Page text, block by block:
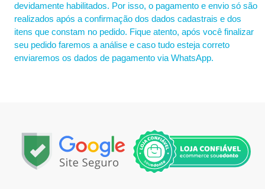
devidamente habilitados. Por isso, o pagamento e envio só são
realizados após a confirmação dos dados cadastrais e dos
itens que constam no pedido. Fique atento, após você finalizar
seu pedido faremos a análise e caso tudo esteja correto
enviaremos os dados de pagamento via WhatsApp.